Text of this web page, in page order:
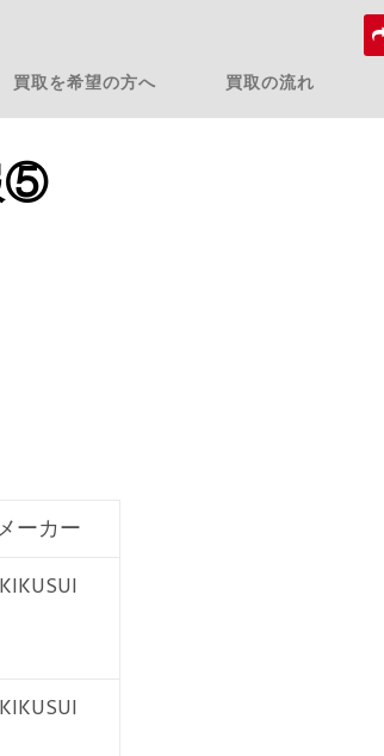
買取を希望の方へ 買取の流れ
⑤
ーカー
KIKUSUI
KIKUSUI